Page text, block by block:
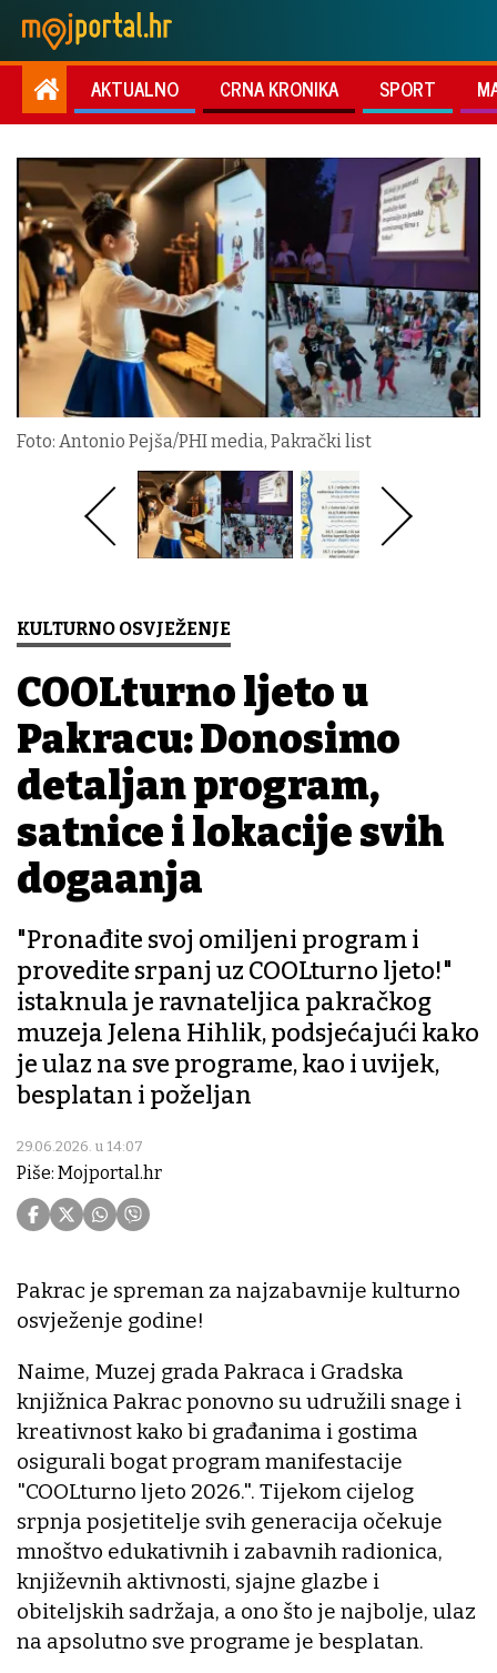
AKTUALNO CRNA KRONIKA SPORT
Foto: Antonio Pejša/PHI media, Pakrački list
KULTURNO OSVJEŽENJE
COOLturno ljeto u
Pakracu: Donosimo
detaljan program,
satnice i lokacije svih
događanja
"Pronađite svoj omiljeni program i
provedite srpanj uz COOLturno ljeto!"
istaknula je ravnateljica pakračkog
muzeja Jelena Hihlik, podsjećajući kako
je ulaz na sve programe, kao i uvijek,
besplatan i poželjan
29.06.2026. u 14:07
Piše: Mojportal.hr
Pakrac je spreman za najzabavnije kulturno
osvježenje godine!
Naime, Muzej grada Pakraca i Gradska
knjižnica Pakrac ponovno su udružili snage i
kreativnost kako bi građanima i gostima
osigurali bogat program manifestacije
"COOLturno ljeto 2026.". Tijekom cijelog
srpnja posjetitelje svih generacija očekuje
mnoštvo edukativnih i zabavnih radionica,
književnih aktivnosti, sjajne glazbe i
obiteljskih sadržaja, a ono što je najbolje, ulaz
na apsolutno sve programe je besplatan.